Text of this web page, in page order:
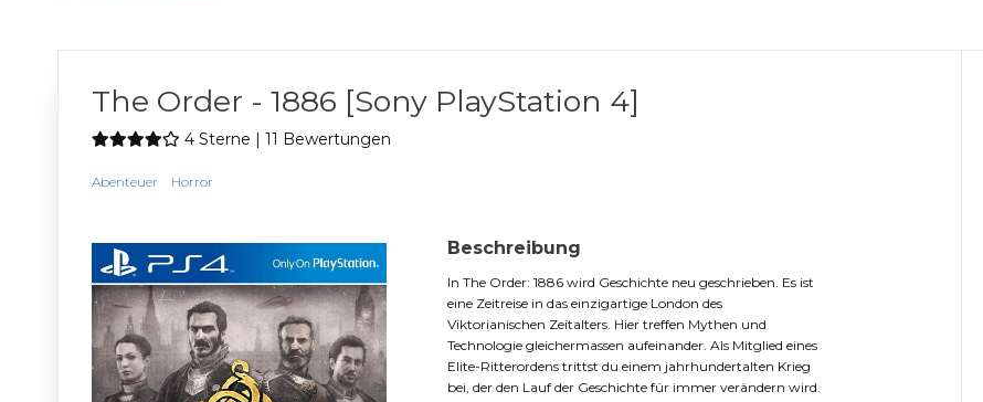
The Order - 1886 [Sony PlayStation 4]
4 Sterne | 11 Bewertungen
Abenteuer Horror
Beschreibung
In The Order: 1886 wird Geschichte neu geschrieben. Es ist
eine Zeitreise in das einzigartige London des
Viktorianischen Zeitalters. Hier treffen Mythen und
Technologie gleichermassen aufeinander. Als Mitglied eines
Elite-Ritterordens trittst du einem jahrhundertalten Krieg
bei, der den Lauf der Geschichte für immer verändern wird.